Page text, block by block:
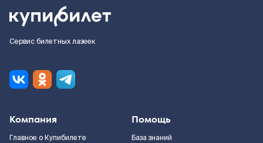
Сервис билетных лазеек
Компания
Главное о Купибилете
Помощь
База знаний